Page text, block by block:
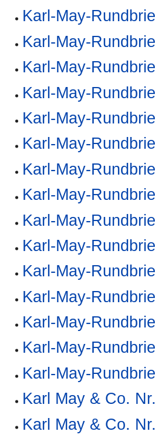
Karl-May-
Karl-May-
Karl-May-
Karl-May-
Karl-May-
Karl-May-
Karl-May-
Karl-May-
Karl-May-
Karl-May-
Karl-May-
Karl-May-
Karl-May-
Karl-May-
Karl-May-
Karl May & Co.
Karl May & Co.